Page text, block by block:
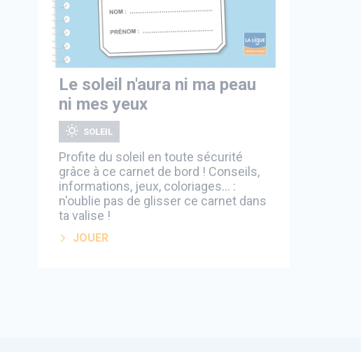
Le soleil n'aura ni ma peau
ni mes yeux
SOLEIL
Profite du soleil en toute sécurité
grâce à ce carnet de bord ! Conseils,
informations, jeux, coloriages… :
n'oublie pas de glisser ce carnet dans
ta valise !
JOUER